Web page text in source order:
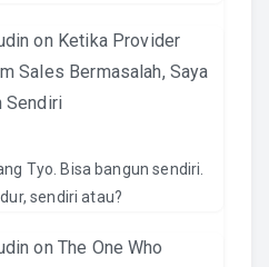
on Ketika Provider
Sales Bermasalah, Saya
Sendiri
Tyo. Bisa bangun sendiri.
sendiri atau?
on The One Who